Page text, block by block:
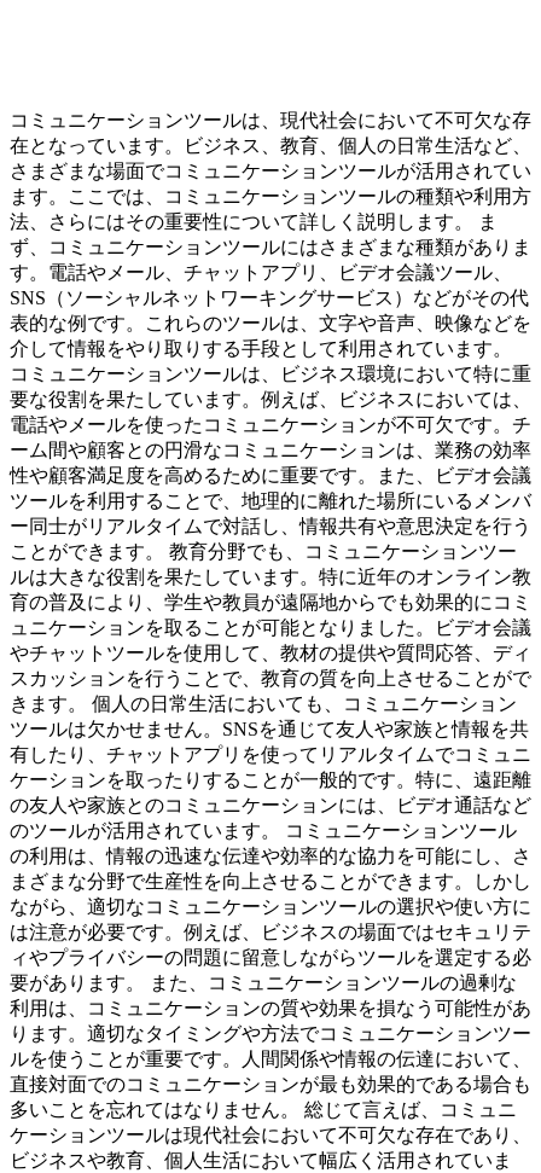
コミュニケーションツールは、現代社会において不可欠な存
在となっています。ビジネス、教育、個人の日常生活など、
さまざまな場面でコミュニケーションツールが活用されてい
ます。ここでは、コミュニケーションツールの種類や利用方
法、さらにはその重要性について詳しく説明します。 ま
ず、コミュニケーションツールにはさまざまな種類がありま
す。電話やメール、チャットアプリ、ビデオ会議ツール、
SNS（ソーシャルネットワーキングサービス）などがその代
表的な例です。これらのツールは、文字や音声、映像などを
介して情報をやり取りする手段として利用されています。
コミュニケーションツールは、ビジネス環境において特に重
要な役割を果たしています。例えば、ビジネスにおいては、
電話やメールを使ったコミュニケーションが不可欠です。チ
ーム間や顧客との円滑なコミュニケーションは、業務の効率
性や顧客満足度を高めるために重要です。また、ビデオ会議
ツールを利用することで、地理的に離れた場所にいるメンバ
ー同士がリアルタイムで対話し、情報共有や意思決定を行う
ことができます。 教育分野でも、コミュニケーションツー
ルは大きな役割を果たしています。特に近年のオンライン教
育の普及により、学生や教員が遠隔地からでも効果的にコミ
ュニケーションを取ることが可能となりました。ビデオ会議
やチャットツールを使用して、教材の提供や質問応答、ディ
スカッションを行うことで、教育の質を向上させることがで
きます。 個人の日常生活においても、コミュニケーション
ツールは欠かせません。SNSを通じて友人や家族と情報を共
有したり、チャットアプリを使ってリアルタイムでコミュニ
ケーションを取ったりすることが一般的です。特に、遠距離
の友人や家族とのコミュニケーションには、ビデオ通話など
のツールが活用されています。 コミュニケーションツール
の利用は、情報の迅速な伝達や効率的な協力を可能にし、さ
まざまな分野で生産性を向上させることができます。しかし
ながら、適切なコミュニケーションツールの選択や使い方に
は注意が必要です。例えば、ビジネスの場面ではセキュリテ
ィやプライバシーの問題に留意しながらツールを選定する必
要があります。 また、コミュニケーションツールの過剰な
利用は、コミュニケーションの質や効果を損なう可能性があ
ります。適切なタイミングや方法でコミュニケーションツー
ルを使うことが重要です。人間関係や情報の伝達において、
直接対面でのコミュニケーションが最も効果的である場合も
多いことを忘れてはなりません。 総じて言えば、コミュニ
ケーションツールは現代社会において不可欠な存在であり、
ビジネスや教育、個人生活において幅広く活用されていま